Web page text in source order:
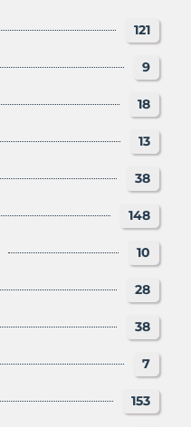
121
9
18
13
38
148
10
28
38
7
153